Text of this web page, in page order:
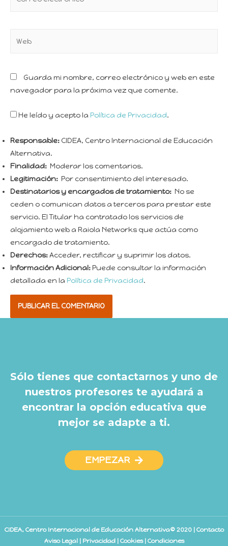
Guarda mi nombre, correo electrónico y web en este
navegador para la próxima vez que comente.
He leído y acepto la Política de Privacidad.
Responsable: CIDEA, Centro Internacional de Educación
Alternativa.
Finalidad: Moderar los comentarios.
Legitimación: Por consentimiento del interesado.
Destinatarios y encargados de tratamiento: No se
ceden o comunican datos a terceros para prestar este
servicio. El Titular ha contratado los servicios de
alojamiento web a Raiola Networks que actúa como
encargado de tratamiento.
Derechos:Acceder, rectificar y suprimir los datos.
Información Adicional: Puede consultar la información
detallada en la Política de Privacidad.
Sólo tienes que contactarnos y uno de
nuestros profesores te ayudará a
encontrar la opción educativa que
mejor se adapte a ti.
EMPEZAR
CIDEA, Centro Internacional de Educación Alternativa© 2020 | Contacto
Aviso Legal| Privacidad| Cookies| Condiciones